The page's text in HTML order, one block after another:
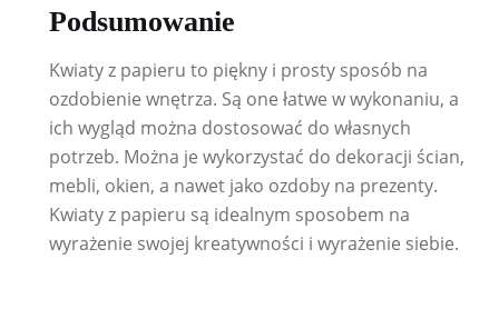
Podsumowanie
Kwiaty z papieru to piękny i prosty sposób na
ozdobienie wnętrza. Są one łatwe w wykonaniu, a
ich wygląd można dostosować do własnych
potrzeb. Można je wykorzystać do dekoracji ścian,
mebli, okien, a nawet jako ozdoby na prezenty.
Kwiaty z papieru są idealnym sposobem na
wyrażenie swojej kreatywności i wyrażenie siebie.